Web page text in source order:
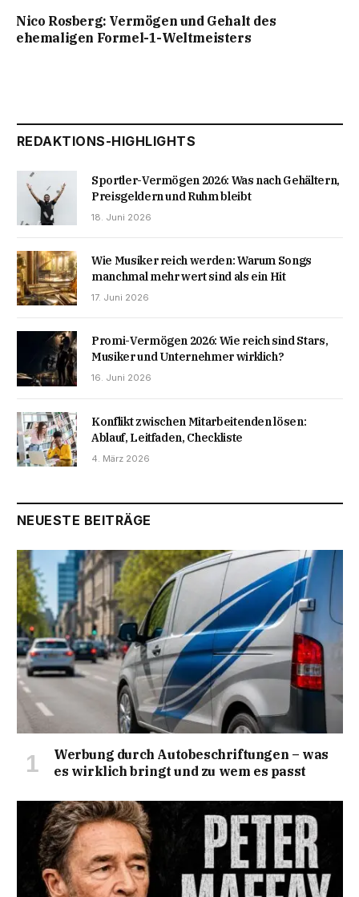
Nico Rosberg: Vermögen und Gehalt des
ehemaligen Formel-1-Weltmeisters
REDAKTIONS-HIGHLIGHTS
Sportler-Vermögen 2026: Was nach Gehältern,
Preisgeldern und Ruhm bleibt
18. Juni 2026
Wie Musiker reich werden: Warum Songs
manchmal mehr wert sind als ein Hit
17. Juni 2026
Promi-Vermögen 2026: Wie reich sind Stars,
Musiker und Unternehmer wirklich?
16. Juni 2026
Konflikt zwischen Mitarbeitenden lösen:
Ablauf, Leitfaden, Checkliste
4. März 2026
NEUESTE BEITRÄGE
Werbung durch Autobeschriftungen – was
es wirklich bringt und zu wem es passt